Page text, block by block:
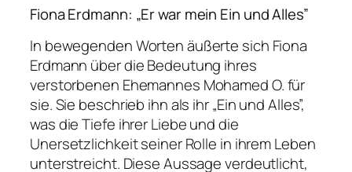
Fiona Erdmann: „Er war mein Ein und Alles”
In bewegenden Worten äußerte sich Fiona
Erdmann über die Bedeutung ihres
verstorbenen Ehemannes Mohamed O. für
sie. Sie beschrieb ihn als ihr „Ein und Alles”,
was die Tiefe ihrer Liebe und die
Unersetzlichkeit seiner Rolle in ihrem Leben
unterstreicht. Diese Aussage verdeutlicht,